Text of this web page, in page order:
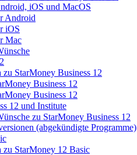
iOS und MacOS
Android
iOS
Mac
StarMoney Business 12
Business 12
Business 12
12 und Institute
zu StarMoney Business 12
(abgekündigte Programme)
StarMoney 12 Basic